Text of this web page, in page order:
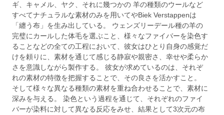
ギ、キャメル、ヤク、それに幾つかの 羊の種類のウールなど
すべてナチュラルな素材のみを用いてやBiek Verstappenは
「纏う布」を生み出している。 ウェンズリーデール種の羊の
完璧にカールした体毛を選ぶこと、様々なファイバーを染色す
ることなどの全ての工程において、彼女はひとり自身の感覚だ
けを頼りに、素材を通じて感じる静寂や親密さ、幸せや柔らか
さを意識しながら製作する。 彼女が求めているのは、それぞ
れの素材の特徴を把握することで、その良さを活かすこと。
そして様々な異なる種類の素材を重ね合わせることで、素材に
深みを与える。 染色という過程を通じて、それぞれのファイ
バーが染料に対して異なる反応をみせ、結果として3次元の布